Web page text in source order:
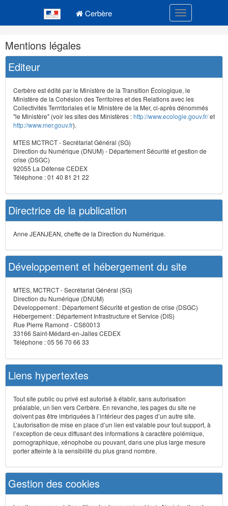
Cerbère Toggle
Navigation
et
outils
annexes
Mentions légales
Editeur
Cerbère est édité par le Ministère de la Transition Écologique, le
Ministère de la Cohésion des Territoires et des Relations avec les
Collectivités Terrritoriales et le Ministère de la Mer, ci-après dénommés
"le Ministère" (voir les sites des Ministères :http://www.ecologie.gouv.fr/et
http://www.mer.gouv.fr).
MTES MCTRCT - Secrétariat Général (SG)
Direction du Numérique (DNUM) - Département Sécurité et gestion de
crise (DSGC)
92055 La Défense CEDEX
Téléphone : 01 40 81 21 22
Directrice de la publication
Anne JEANJEAN, cheffe de la Direction du Numérique.
Développement et hébergement du site
MTES, MCTRCT - Secrétariat Général (SG)
Direction du Numérique (DNUM)
Développement : Département Sécurité et gestion de crise (DSGC)
Hébergement : Département Infrastructure et Service (DIS)
Rue Pierre Ramond - CS60013
33166 Saint-Médard-en-Jalles CEDEX
Téléphone : 05 56 70 66 33
Liens hypertextes
Tout site public ou privé est autorisé à établir, sans autorisation
préalable, un lien vers Cerbère. En revanche, les pages du site ne
doivent pas être imbriquées à l’intérieur des pages d’un autre site.
L’autorisation de mise en place d’un lien est valable pour tout support, à
l’exception de ceux diffusant des informations à caractère polémique,
pornographique, xénophobe ou pouvant, dans une plus large mesure
porter atteinte à la sensibilité du plus grand nombre.
Gestion des cookies